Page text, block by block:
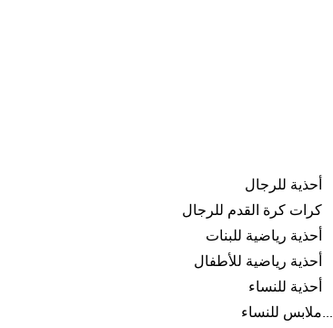
أحذية للرجال
كرات كرة القدم للرجال
أحذية رياضية للبنات
أحذية رياضية للأطفال
أحذية للنساء
كرات تريندا لكأس العالم FIFA 26™ملابس للنساء